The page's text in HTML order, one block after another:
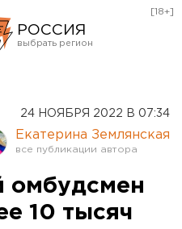
РОССИЯ
Оренбург
[18+]
24 НОЯБРЯ 2022 В 07:34
Екатерина Землянская
омбудсмен
10 тысяч